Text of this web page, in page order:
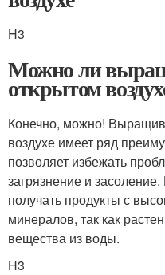
H3
Можно ли
открытом
Конечно, можно!
воздухе имеет ряд
позволяет избежать
загрязнение и
получать продукты с
минералов, так как
вещества из воды.
H3